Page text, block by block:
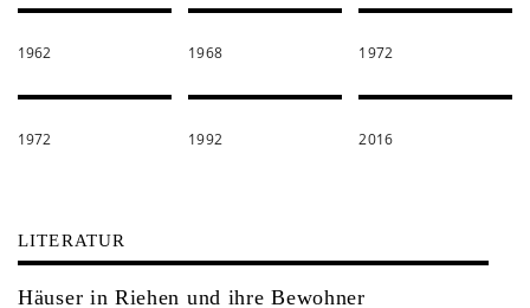
1962 1968 1972
1972 1992 2016
LITERATUR
Häuser in Riehen und ihre Bewohner